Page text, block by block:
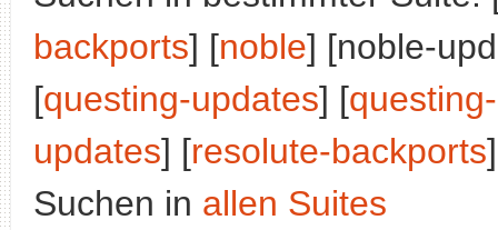
backports] [noble] [noble-
[questing-updates] [
updates] [resolute-backports
Suchen in allen Suites